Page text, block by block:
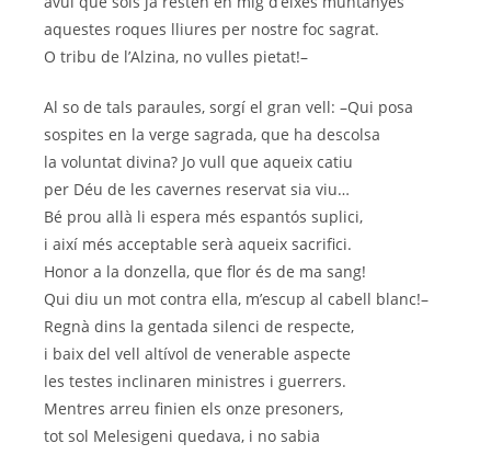
aquestes roques lliures per nostre foc sagrat.
O tribu de l’Alzina, no vulles pietat!–
Al so de tals paraules, sorgí el gran vell: –Qui posa
sospites en la verge sagrada, que ha descolsa
la voluntat divina? Jo vull que aqueix catiu
per Déu de les cavernes reservat sia viu…
Bé prou allà li espera més espantós suplici,
i així més acceptable serà aqueix sacrifici.
Honor a la donzella, que flor és de ma sang!
Qui diu un mot contra ella, m’escup al cabell blanc!–
Regnà dins la gentada silenci de respecte,
i baix del vell altívol de venerable aspecte
les testes inclinaren ministres i guerrers.
Mentres arreu finien els onze presoners,
tot sol Melesigeni quedava, i no sabia